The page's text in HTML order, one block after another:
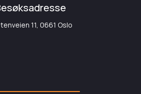
11, 0661 Oslo